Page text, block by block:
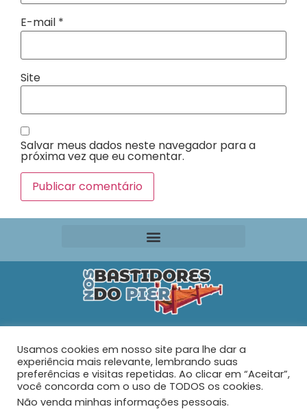
E-mail *
Site
Salvar meus dados neste navegador para a
próxima vez que eu comentar.
Rua Maria de Souza Santos Nº 159 – AP 401 –
Tabuleiro – Barra Velha – SC
Usamos cookies em nosso site para lhe dar a
experiência mais relevante, lembrando suas
preferências e visitas repetidas. Ao clicar em “Aceitar”,
você concorda com o uso de TODOS os cookies.
Não venda minhas informações pessoais.